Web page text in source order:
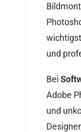
und
Bei
Adobe
und